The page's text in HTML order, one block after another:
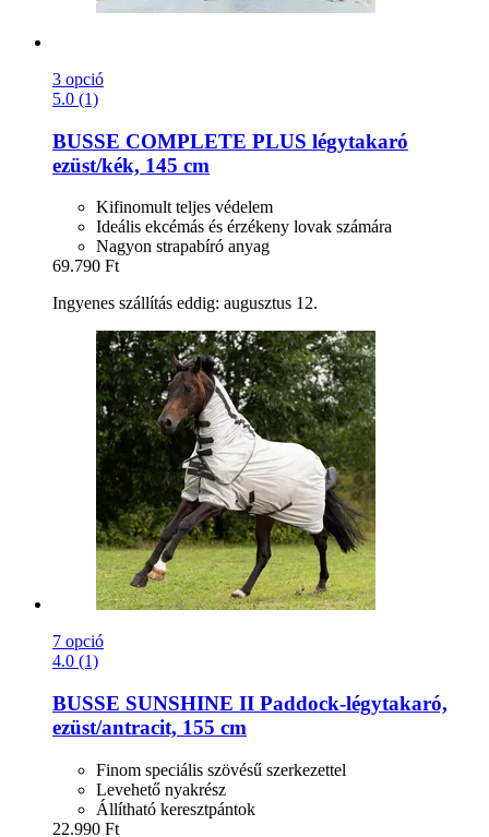
3 opció
5.0 (1)
BUSSE COMPLETE PLUS légytakaró
ezüst/kék, 145 cm
Kifinomult teljes védelem
Ideális ekcémás és érzékeny lovak számára
Nagyon strapabíró anyag
69.790 Ft
Ingyenes szállítás eddig: augusztus 12.
7 opció
4.0 (1)
BUSSE SUNSHINE II Paddock-​légytakaró,
ezüst/antracit, 155 cm
Finom speciális szövésű szerkezettel
Levehető nyakrész
Állítható keresztpántok
22.990 Ft